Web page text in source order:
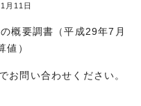
11日
概要調書（平成29年7月
値）
お問い合わせください。